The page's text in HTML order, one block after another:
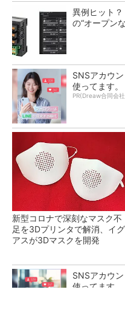
異例ヒット
の“オープン
SNSアカウ
使ってます。
PR(Dreaw合同会
新型コロナで深刻なマスク不
足を3Dプリンタで解消、イグ
アスが3Dマスクを開発
SNSアカウ
使ってます。